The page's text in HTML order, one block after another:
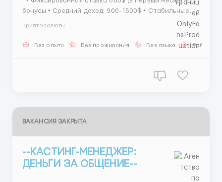
бонусы • Средний доход: 900–1500$ • Стабильные
выплаты с ростом дохода ⏰ График: 6/1, смена 8
часов • 16:00 – 00:00 • 00:00 – 08:00 🎓 Обучение: 3
дня + поддержка 📌 Обязанности: переписка, орган...
Криптовалюты
Без опыта Без проживания Без языка Работа
ВАКАНСИЯ ЗАКРЫТА
--КАСТИНГ-МЕНЕДЖЕР:
ДЕНЬГИ ЗА ОБЩЕНИЕ--